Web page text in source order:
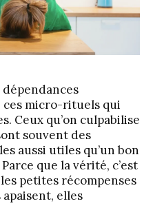
ces micro-rituels qui
Ceux qu’on culpabilise
souvent des
aussi utiles qu’un bon
que la vérité, c’est
petites récompenses
elles